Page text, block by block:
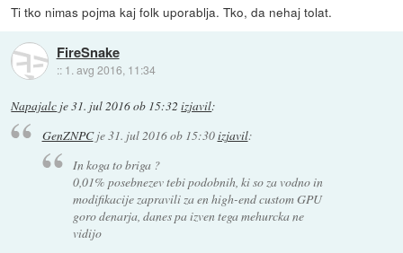
Ti tko nimas pojma kaj folk uporablja. Tko, da nehaj tolat.
FireSnake
:: 1. avg 2016, 11:34
Napajalc je31. jul 2016 ob 15:32 izjavil:
GenZNPCje31. jul 2016 ob 15:30izjavil:
In koga to briga ?
0,01% posebnezev tebi podobnih, ki so za vodno in
modifikacije zapravili za en high-end custom GPU
goro denarja, danes pa izven tega mehurcka ne
vidijo